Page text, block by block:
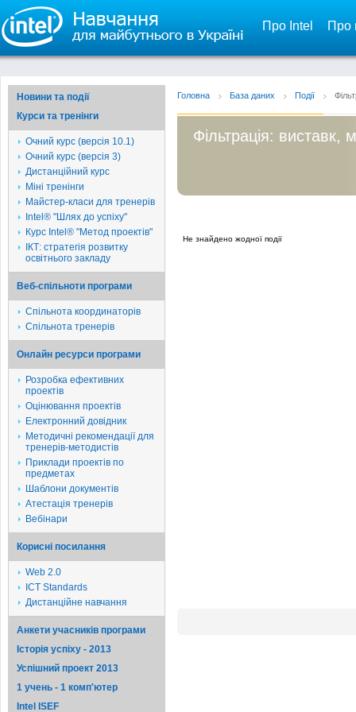
Про Intel Про
Новини та події
Курси та тренінги
Очний курс (версія 10.1)
Очний курс (версія 3)
Дистанційний курс
Міні тренінги
Майстер-класи для тренерів
Intel® "Шлях до успіху"
Курс Intel® "Метод проектів"
ІКТ: стратегія розвитку
освітнього закладу
Веб-спільноти програми
Спільнота координаторів
Спільнота тренерів
Онлайн ресурси програми
Розробка ефективних
проектів
Оцінювання проектів
Електронний довідник
Методичні рекомендації для
тренерів-методистів
Приклади проектів по
предметах
Шаблони документів
Атестація тренерів
Вебінари
Корисні посилання
Web 2.0
ICT Standards
Дистанційне навчання
Анкети учасників програми
Історія успіху - 2013
Успішний проект 2013
1 учень - 1 комп'ютер
Intel ISEF
Головна База даних Події
Фільтрація: виставк,
Не знайдено жодної події